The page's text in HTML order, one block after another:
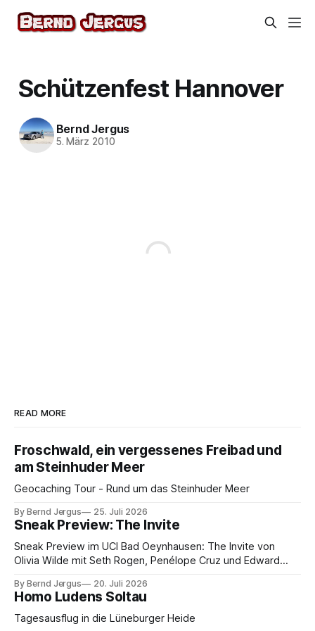
Schützenfest Hannover
Bernd Jergus
5. März 2010
READ MORE
Froschwald, ein vergessenes Freibad und
am Steinhuder Meer
Geocaching Tour - Rund um das Steinhuder Meer
By Bernd Jergus 25. Juli 2026
Sneak Preview: The Invite
Sneak Preview im UCI Bad Oeynhausen: The Invite von
Olivia Wilde mit Seth Rogen, Penélope Cruz und Edward
By Bernd Jergus 20. Juli 2026
Homo Ludens Soltau
Tagesausflug in die Lüneburger Heide